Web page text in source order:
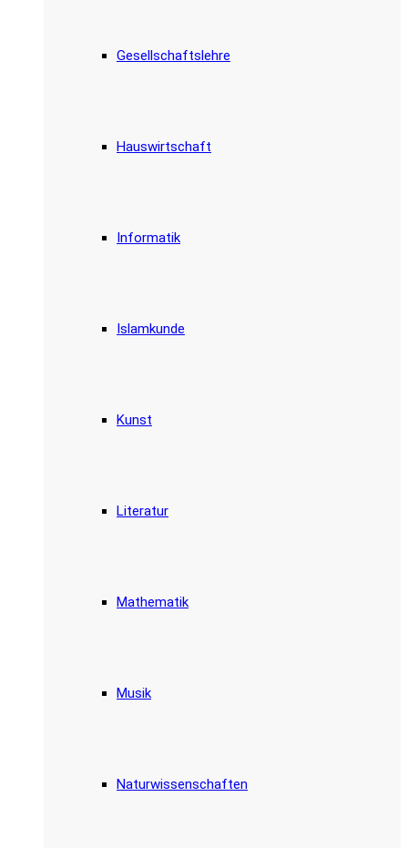
Gesellschaftslehre
Hauswirtschaft
Informatik
Islamkunde
Kunst
Literatur
Mathematik
Musik
Naturwissenschaften